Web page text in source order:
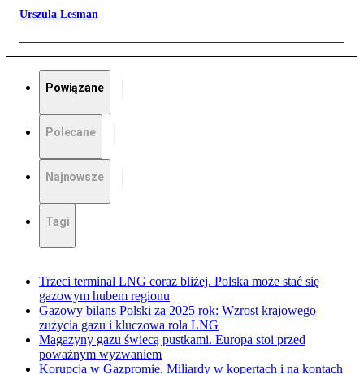
Urszula Lesman
Powiązane
Polecane
Najnowsze
Tagi
Trzeci terminal LNG coraz bliżej. Polska może stać się
gazowym hubem regionu
Gazowy bilans Polski za 2025 rok: Wzrost krajowego
zużycia gazu i kluczowa rola LNG
Magazyny gazu świecą pustkami. Europa stoi przed
poważnym wyzwaniem
Korupcja w Gazpromie. Miliardy w kopertach i na kontach